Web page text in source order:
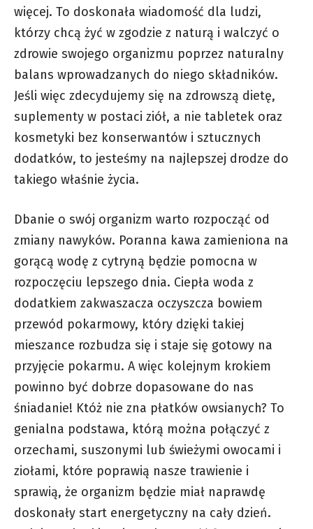
więcej. To doskonała wiadomość dla ludzi,
którzy chcą żyć w zgodzie z naturą i walczyć o
zdrowie swojego organizmu poprzez naturalny
balans wprowadzanych do niego składników.
Jeśli więc zdecydujemy się na zdrowszą dietę,
suplementy w postaci ziół, a nie tabletek oraz
kosmetyki bez konserwantów i sztucznych
dodatków, to jesteśmy na najlepszej drodze do
takiego właśnie życia.
Dbanie o swój organizm warto rozpocząć od
zmiany nawyków. Poranna kawa zamieniona na
gorącą wodę z cytryną będzie pomocna w
rozpoczęciu lepszego dnia. Ciepła woda z
dodatkiem zakwaszacza oczyszcza bowiem
przewód pokarmowy, który dzięki takiej
mieszance rozbudza się i staje się gotowy na
przyjęcie pokarmu. A więc kolejnym krokiem
powinno być dobrze dopasowane do nas
śniadanie! Któż nie zna płatków owsianych? To
genialna podstawa, którą można połączyć z
orzechami, suszonymi lub świeżymi owocami i
ziołami, które poprawią nasze trawienie i
sprawią, że organizm będzie miał naprawdę
doskonały start energetyczny na cały dzień.